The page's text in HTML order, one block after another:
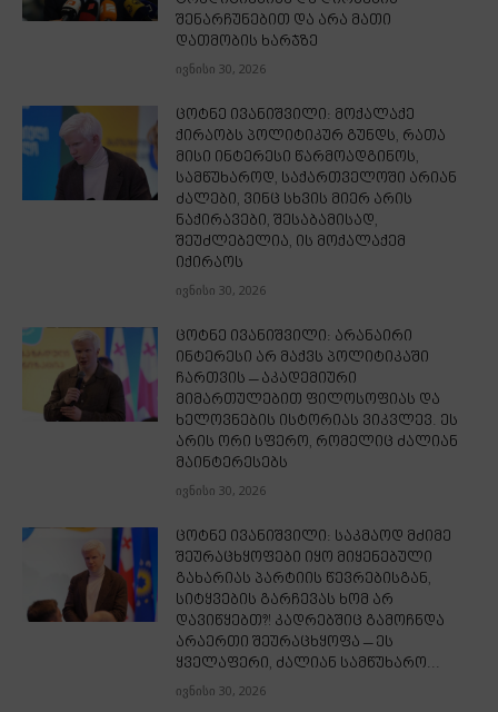
შენარჩუნებით და არა მათი
დათმობის ხარჯზე
ივნისი 30, 2026
ცოტნე ივანიშვილი: მოქალაქე
ქირაობს პოლიტიკურ გუნდს, რათა
მისი ინტერესი წარმოადგინოს,
სამწუხაროდ, საქართველოში არიან
ძალები, ვინც სხვის მიერ არის
ნაქირავები, შესაბამისად,
შეუძლებელია, ის მოქალაქემ
იქირაოს
ივნისი 30, 2026
ცოტნე ივანიშვილი: არანაირი
ინტერესი არ მაქვს პოლიტიკაში
ჩართვის – აკადემიური
მიმართულებით ფილოსოფიას და
ხელოვნების ისტორიას ვიკვლევ. ეს
არის ორი სფერო, რომელიც ძალიან
მაინტერესებს
ივნისი 30, 2026
ცოტნე ივანიშვილი: საკმაოდ მძიმე
შეურაცხყოფები იყო მიყენებული
გახარიას პარტიის წევრებისგან,
სიტყვების გარჩევას ხომ არ
დავიწყებთ?! კადრებშიც გამოჩნდა
არაერთი შეურაცხყოფა – ეს
ყველაფერი, ძალიან სამწუხარო...
ივნისი 30, 2026